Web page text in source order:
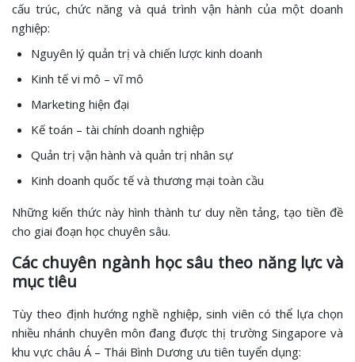
cấu trúc, chức năng và quá trình vận hành của một doanh
nghiệp:
Nguyên lý quản trị và chiến lược kinh doanh
Kinh tế vi mô – vĩ mô
Marketing hiện đại
Kế toán – tài chính doanh nghiệp
Quản trị vận hành và quản trị nhân sự
Kinh doanh quốc tế và thương mại toàn cầu
Những kiến thức này hình thành tư duy nền tảng, tạo tiền đề
cho giai đoạn học chuyên sâu.
Các chuyên ngành học sâu theo năng lực và
mục tiêu
Tùy theo định hướng nghề nghiệp, sinh viên có thể lựa chọn
nhiều nhánh chuyên môn đang được thị trường Singapore và
khu vực châu Á – Thái Bình Dương ưu tiên tuyển dụng: